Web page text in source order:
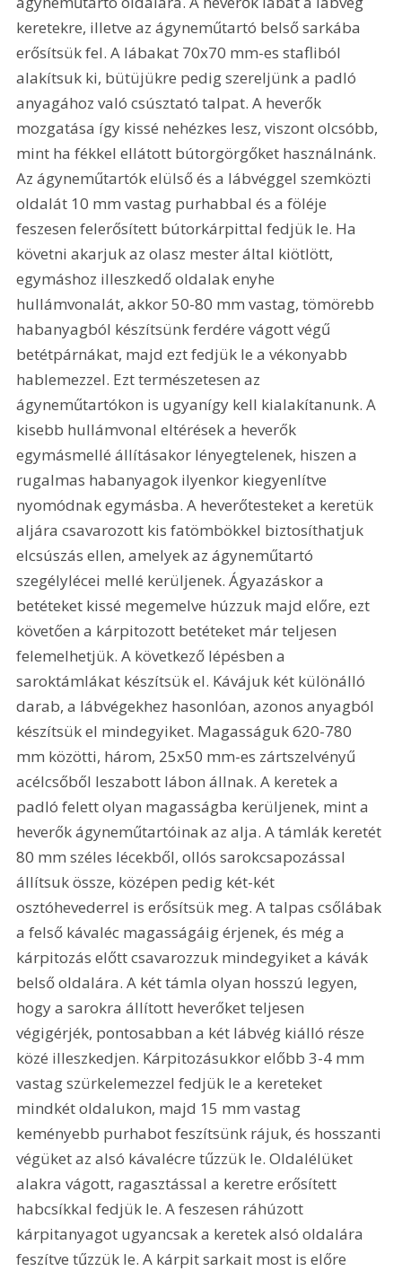
keretekre, illetve az ágyneműtartó belső sarkába
erősítsük fel. A lábakat 70x70 mm-es stafliból
alakítsuk ki, bütüjükre pedig szereljünk a padló
anyagához való csúsztató talpat. A heverők
mozgatása így kissé nehézkes lesz, viszont olcsóbb,
mint ha fékkel ellátott bútorgörgőket használnánk.
Az ágyneműtartók elülső és a lábvéggel szemközti
oldalát 10 mm vastag purhabbal és a föléje
feszesen felerősített bútorkárpittal fedjük le. Ha
követni akarjuk az olasz mester által kiötlött,
egymáshoz illeszkedő oldalak enyhe
hullámvonalát, akkor 50-80 mm vastag, tömörebb
habanyagból készítsünk ferdére vágott végű
betétpárnákat, majd ezt fedjük le a vékonyabb
hablemezzel. Ezt természetesen az
ágyneműtartókon is ugyanígy kell kialakítanunk. A
kisebb hullámvonal eltérések a heverők
egymásmellé állításakor lényegtelenek, hiszen a
rugalmas habanyagok ilyenkor kiegyenlítve
nyomódnak egymásba. A heverőtesteket a keretük
aljára csavarozott kis fatömbökkel biztosíthatjuk
elcsúszás ellen, amelyek az ágyneműtartó
szegélylécei mellé kerüljenek. Ágyazáskor a
betéteket kissé megemelve húzzuk majd előre, ezt
követően a kárpitozott betéteket már teljesen
felemelhetjük. A következő lépésben a
saroktámlákat készítsük el. Kávájuk két különálló
darab, a lábvégekhez hasonlóan, azonos anyagból
készítsük el mindegyiket. Magasságuk 620-780
mm közötti, három, 25x50 mm-es zártszelvényű
acélcsőből leszabott lábon állnak. A keretek a
padló felett olyan magasságba kerüljenek, mint a
heverők ágyneműtartóinak az alja. A támlák keretét
80 mm széles lécekből, ollós sarokcsapozással
állítsuk össze, középen pedig két-két
osztóhevederrel is erősítsük meg. A talpas csőlábak
a felső kávaléc magasságáig érjenek, és még a
kárpitozás előtt csavarozzuk mindegyiket a kávák
belső oldalára. A két támla olyan hosszú legyen,
hogy a sarokra állított heverőket teljesen
végigérjék, pontosabban a két lábvég kiálló része
közé illeszkedjen. Kárpitozásukkor előbb 3-4 mm
vastag szürkelemezzel fedjük le a kereteket
mindkét oldalukon, majd 15 mm vastag
keményebb purhabot feszítsünk rájuk, és hosszanti
végüket az alsó kávalécre tűzzük le. Oldalélüket
alakra vágott, ragasztással a keretre erősített
habcsíkkal fedjük le. A feszesen ráhúzott
kárpitanyagot ugyancsak a keretek alsó oldalára
feszítve tűzzük le. A kárpit sarkait most is előre